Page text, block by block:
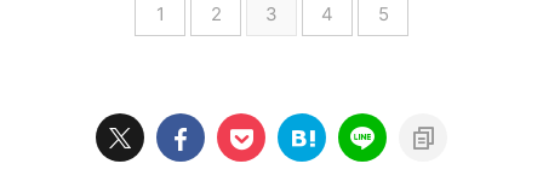
1 2 3 4 5